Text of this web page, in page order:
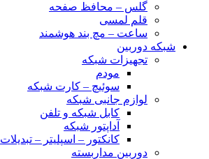
گلس – محافظ صفحه
قلم لمسی
ساعت – مچ بند هوشمند
شبکه دوربین
تجهیزات شبکه
مودم
سوئیچ – کارت شبکه
لوازم جانبی شبکه
کابل شبکه و تلفن
آداپتور شبکه
کانکتور – اسپلیتر – تبدیلات
دوربین مداربسته